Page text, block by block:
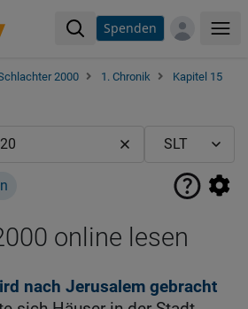
Spenden
2000 1. Chronik
Kapitel 15
online lesen
nach Jerusalem gebracht